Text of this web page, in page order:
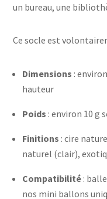
un bureau, une
Ce socle est
Dimensions :
hauteur
Poids : environ 10 g
Finitions : cire
naturel (clair),
Compatibilité :
nos mini ballons